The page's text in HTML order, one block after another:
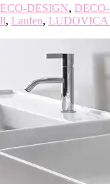
DESIGN,
, Laufen, LUDOVICA